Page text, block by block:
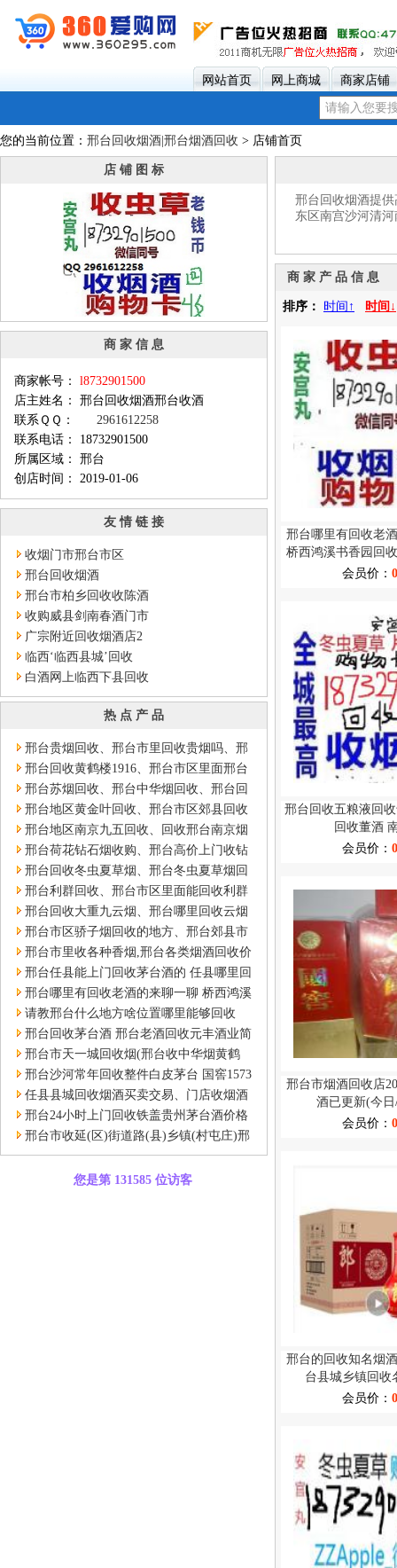
网站首页 网上商城 商家店铺
您的当前位置： 邢台回收烟酒|邢台烟酒回收 > 店铺首页
店 铺 图 标
商 家 信 息
商家帐号： l8732901500
店主姓名： 邢台回收烟酒邢台收酒
联系ＱＱ：
2961612258
联系电话： 18732901500
所属区域： 邢台
创店时间： 2019-01-06
友 情 链 接
收烟门市邢台市区
邢台回收烟酒
邢台市柏乡回收收陈酒
收购威县剑南春酒门市
广宗附近回收烟酒店2
临西‘临西县城’回收
白酒网上临西下县回收
热 点 产 品
邢台贵烟回收、邢台市里回收贵烟吗、邢
台市区里面收贵烟
邢台回收黄鹤楼1916、邢台市区里面邢台
县城里面回收1916黄鹤楼
邢台苏烟回收、邢台中华烟回收、邢台回
收熊猫香烟
邢台地区黄金叶回收、邢台市区郊县回收
烟黄金叶
邢台地区南京九五回收、回收邢台南京烟
九五烟回收
邢台荷花钻石烟收购、邢台高价上门收钻
石荷花烟
邢台回收冬虫夏草烟、邢台冬虫夏草烟回
收邢台利群回收、邢台市区里面能回收利群
烟、邢台利群烟回收
邢台回收大重九云烟、邢台哪里回收云烟
大重九
邢台市区骄子烟回收的地方、邢台郊县市
区可以收烟娇子的
邢台市里收各种香烟,邢台各类烟酒回收价
格值多少钱价格高
邢台任县能上门回收茅台酒的 任县哪里回
收五粮液茅台酒
邢台哪里有回收老酒的来聊一聊 桥西鸿溪
书香园回收茅台酒各年份都要
请教邢台什么地方啥位置哪里能够回收
2020整件茅台酒
邢台回收茅台酒 邢台老酒回收元丰酒业简
介看这里
邢台市天一城回收烟(邢台收中华烟黄鹤
楼)今日回收详细价
邢台沙河常年回收整件白皮茅台 国窖1573
的价
任县县城回收烟酒买卖交易、门店收烟酒
吗任县回收烟酒门店
邢台24小时上门回收铁盖贵州茅台酒价格
表信息推荐
邢台市收延(区)街道路(县)乡镇(村屯庄)邢
台小区回收名烟名酒
您是第 131585 位访客
邢台回收烟酒提
东区南宫沙河清
商 家 产 品 信 息
排序： 时间↑ 时间↓
邢台哪里有回收老
桥西鸿溪书香园回
份都要
会员价：
邢台回收五粮液回
回收董酒
会员价：
邢台市烟酒回收店
酒已更新(今
会员价：
邢台的回收知名烟
台县城乡镇回收
会员价：